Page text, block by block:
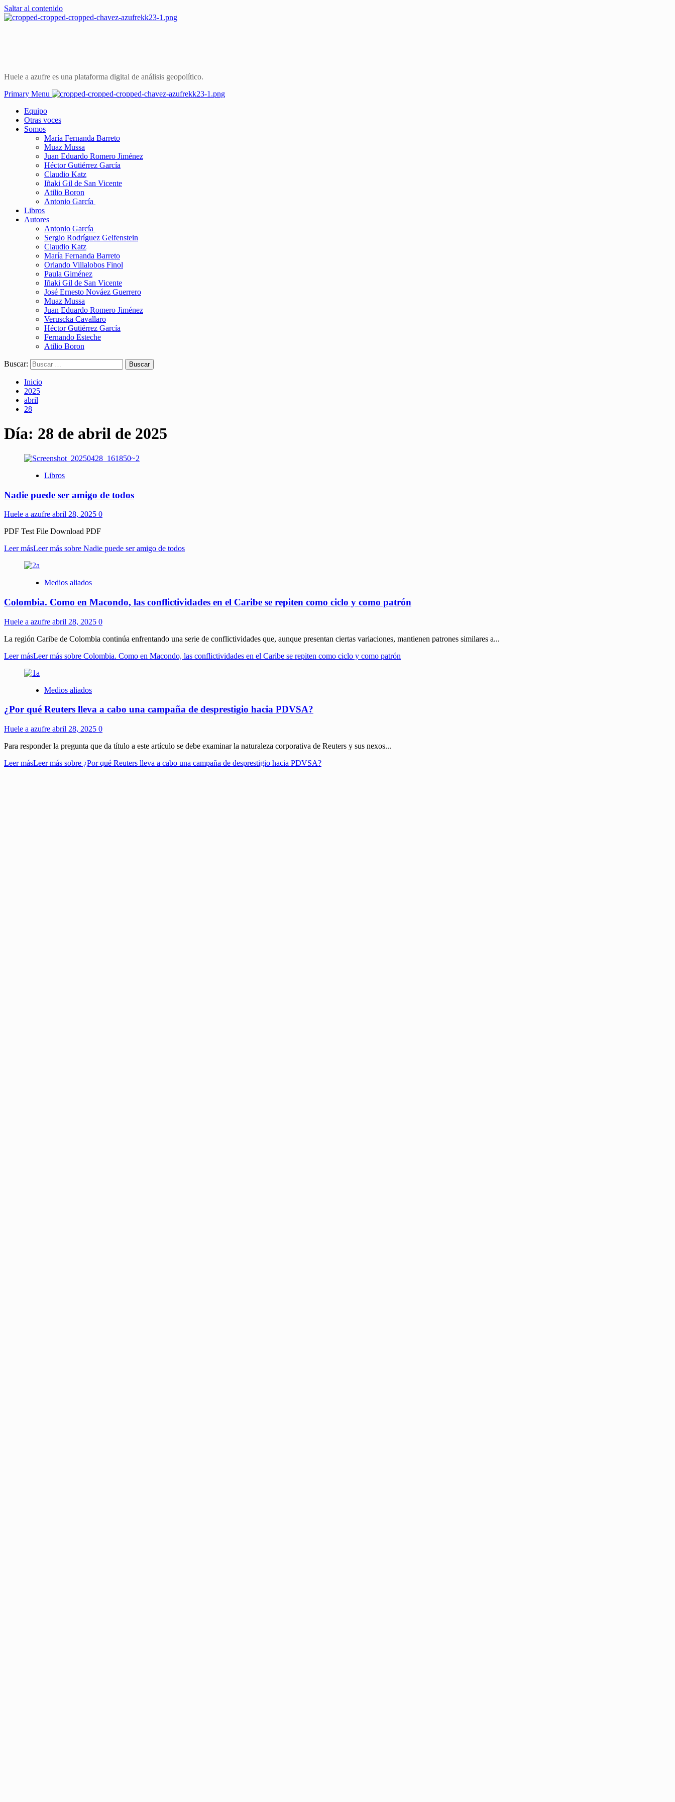
Saltar al contenido
Huele a azufre es una plataforma digital de análisis geopolítico.
Primary Menu
Equipo
Otras voces
Somos
María Fernanda Barreto
Muaz Mussa
Juan Eduardo Romero Jiménez
Héctor Gutiérrez García
Claudio Katz
Iñaki Gil de San Vicente
Atilio Boron
Antonio García
Libros
Autores
Antonio García
Sergio Rodríguez Gelfenstein
Claudio Katz
María Fernanda Barreto
Orlando Villalobos Finol
Paula Giménez
Iñaki Gil de San Vicente
José Ernesto Nováez Guerrero
Muaz Mussa
Juan Eduardo Romero Jiménez
Veruscka Cavallaro
Héctor Gutiérrez García
Fernando Esteche
Atilio Boron
Buscar:
Inicio
2025
abril
28
Día: 28 de abril de 2025
Libros
Nadie puede ser amigo de todos
Huele a azufre abril 28, 2025 0
PDF Test File Download PDF
Leer másLeer más sobre Nadie puede ser amigo de todos
Medios aliados
Colombia. Como en Macondo, las conflictividades en el Caribe se repiten como ciclo y como patrón
Huele a azufre abril 28, 2025 0
La región Caribe de Colombia continúa enfrentando una serie de conflictividades que, aunque presentan ciertas variaciones, mantienen patrones similares a...
Leer másLeer más sobre Colombia. Como en Macondo, las conflictividades en el Caribe se repiten como ciclo y como patrón
Medios aliados
¿Por qué Reuters lleva a cabo una campaña de desprestigio hacia PDVSA?
Huele a azufre abril 28, 2025 0
Para responder la pregunta que da título a este artículo se debe examinar la naturaleza corporativa de Reuters y sus nexos...
Leer másLeer más sobre ¿Por qué Reuters lleva a cabo una campaña de desprestigio hacia PDVSA?